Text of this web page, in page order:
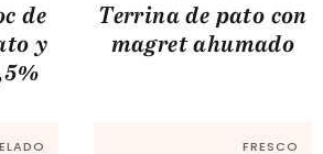
de
y
Terrina de pato con
magret ahumado
FRESCO